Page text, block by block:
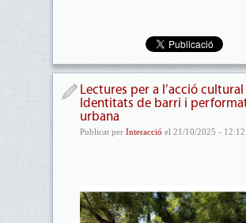
Lectures per a l’acció
Identitats de barri i
urbana
Publicat per Interacció el 21/10/2025 - 12:12